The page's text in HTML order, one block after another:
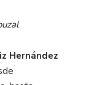
Hernández